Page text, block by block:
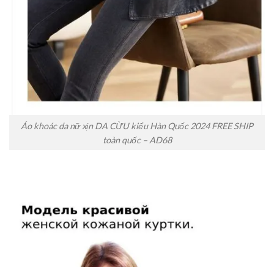
Áo khoác da nữ xịn DA CỪU kiểu Hàn Quốc 2024 FREE SHIP
toàn quốc – AD68